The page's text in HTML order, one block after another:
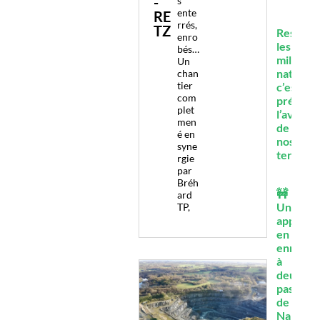
RE
TZ
ente
rrés,
enro
bés…
Un
chan
tier
com
plet
men
é en
syne
rgie
par
Bréh
ard
TP,
les
milieux
c’est
l’avenir
de
nos
🚧
Un
en
enrobés
à
deux
pas
de
Nantes